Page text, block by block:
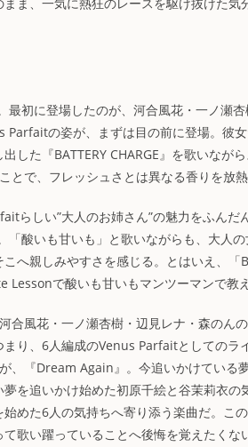
初に登場したのが、河合風花・一ノ瀬
の姿が、まずは目の前に登場。彼
した『BATTERY CHARGE』を歌いなが
とで、フレッシュさとは異なる香りを放
らしい”大人のお姉さん”の魅力をふんだ
酸いも甘いも」と歌いながらも、大人
へ親しみやすさを感じる。とはいえ、
で酸いも甘いもマンツーマンで教
合風花・一ノ瀬杏樹・辺見レナ・森のん
り、6人編成のVenus Parfaitとしてのラ
、『Dream Again』。今追いかけている
を追いかけ始めた初原千絵と谷茉莉衣
めた6人の気持ちへ寄り添う楽曲だ。こ
歌い躍っていることへ後悔を覚えたく